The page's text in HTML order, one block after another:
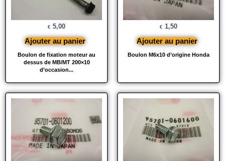
Boulon de fixation moteur au
dessus de MB/MT 200×10
d’occasion...
€ 5,00
Ajouter au panier
Boulon M6x10 d’origine Honda
€ 1,50
Ajouter au panier